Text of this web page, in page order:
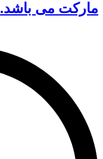
مارکت می باشد.